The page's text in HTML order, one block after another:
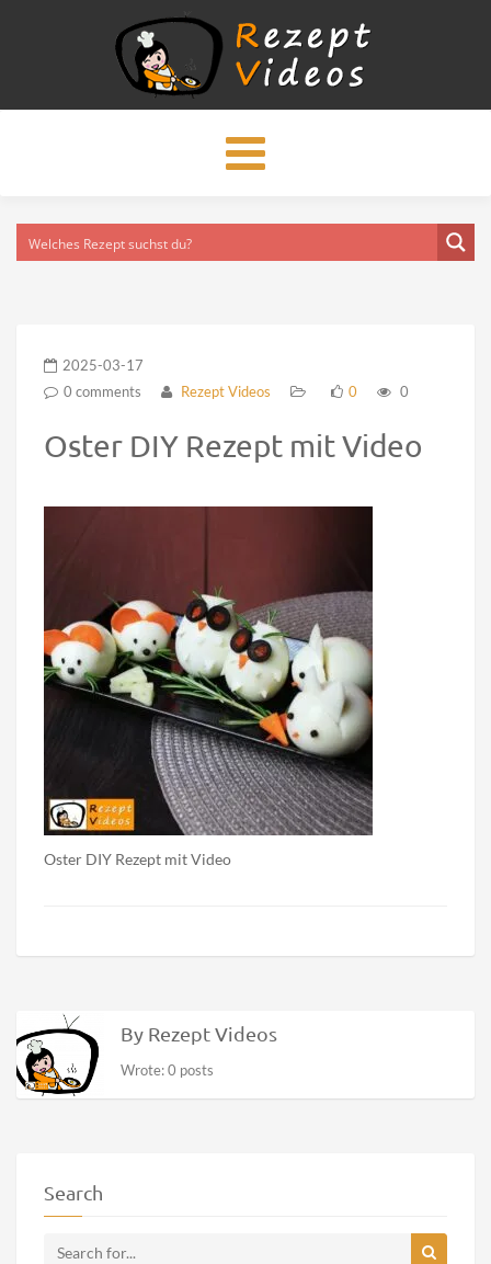
Toggle
navigation
2025-03-17
0 comments
Rezept Videos 0 0
Oster DIY Rezept mit Video
Oster DIY Rezept mit Video
By Rezept Videos
Wrote: 0 posts
Search